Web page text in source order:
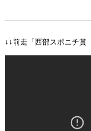
↓↓前走「西部スポニチ